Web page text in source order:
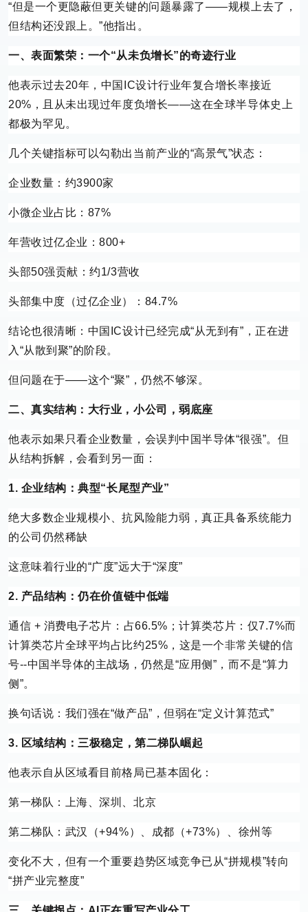
“但是一个更隐蔽但更关键的问题暴露了——规模上去了，
但结构还没跟上。”他指出。
一、表面繁荣：一个“从未负增长”的奇迹行业
他表示过去20年，中国IC设计行业年复合增长率接近
20%，且从未出现过年度负增长——这在全球半导体史上
都极为罕见。
几个关键指标可以勾勒出当前产业的“高景气”状态：
企业数量：约3900家
小微企业占比：87%
年营收过亿企业：800+
头部50强贡献：约1/3营收
头部集中度（过亿企业）：84.7%
结论也很清晰：中国IC设计已经完成“从无到有”，正在进
入“从散到聚”的阶段。
但问题在于——这个“聚”，仍然不够深。
二、真实结构：大行业，小公司，弱底座
他表示如果只看企业数量，会误判中国半导体“很强”。但
从结构拆解，会看到另一面：
1. 企业结构：典型“长尾型产业”
绝大多数企业规模小、抗风险能力弱，真正具备系统能力
的公司仍然稀缺
这意味着行业的“广度”远大于“深度”
2. 产品结构：仍在价值链中低端
通信 + 消费电子芯片：占66.5%；计算类芯片：仅7.7%而
计算类芯片全球平均占比约25%，这是一个非常关键的信
号--中国半导体的主战场，仍然是“应用侧”，而不是“算力
侧”。
换句话说：我们强在“做产品”，但弱在“定义计算范式”
3. 区域结构：三极稳定，第二梯队崛起
他表示自从区域看目前格局已基本固化：
第一梯队：上海、深圳、北京
第二梯队：武汉（+94%）、成都（+73%）、徐州等
变化不大，但有一个重要趋势区域竞争已从“拼规模”转向
“拼产业完整度”